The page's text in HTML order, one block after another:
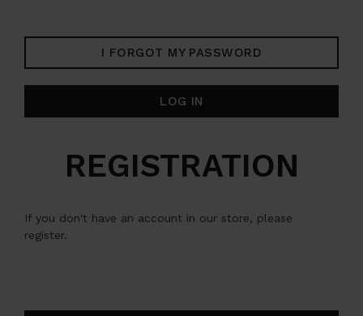
I FORGOT MY PASSWORD
LOG IN
REGISTRATION
If you don't have an account in our store, please
register.